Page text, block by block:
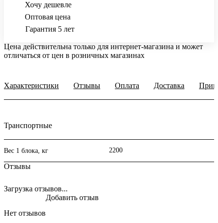
Хочу дешевле
Оптовая цена
Гарантия 5 лет
Цена действительна только для интернет-магазина и может
отличаться от цен в розничных магазинах
Характеристики Отзывы Оплата Доставка
Транспортные
Вес 1 блока, кг 2200
Отзывы
Загрузка отзывов...
Нет отзывов
Добавить отзыв